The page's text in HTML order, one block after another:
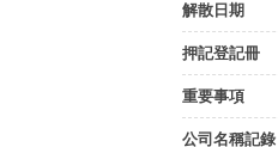
解散日期
押記登記冊
重要事項
公司名稱記錄